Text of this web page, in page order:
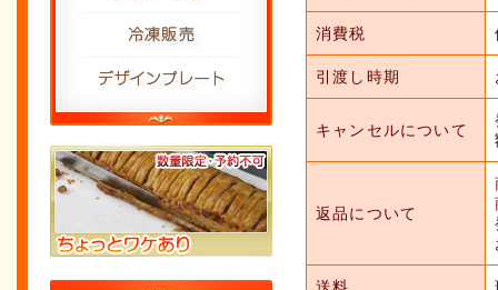
消費税
引渡し時期
キャンセルについて
返品について